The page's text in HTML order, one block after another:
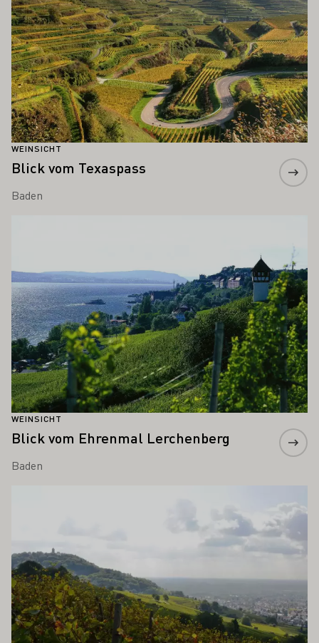
WEINSICHT
Blick vom Texaspass
Baden
WEINSICHT
Blick vom Ehrenmal Lerchenberg
Baden